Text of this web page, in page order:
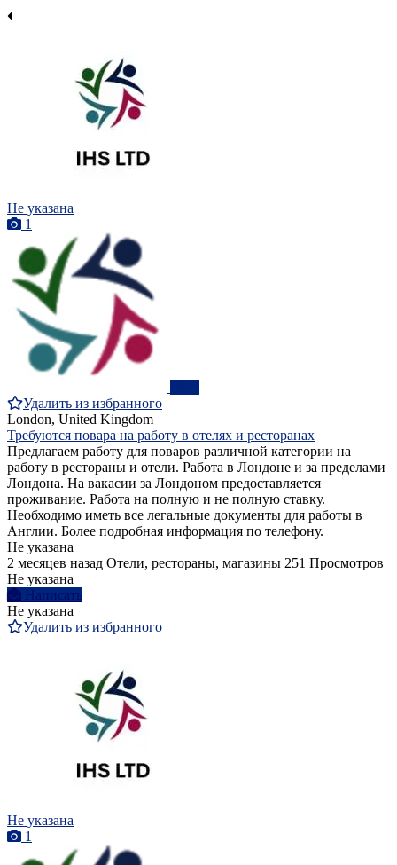
Не указана
1
Удалить из избранного
London, United Kingdom
Требуются повара на работу в отелях и ресторанах
Предлагаем работу для поваров различной категории на
работу в рестораны и отели. Работа в Лондоне и за пределами
Лондона. На вакасии за Лондоном предоставляется
проживание. Работа на полную и не полную ставку.
Необходимо иметь все легальные документы для работы в
Англии. Более подробная информация по телефону.
Не указана
2 месяцев назад Отели, рестораны, магазины 251 Просмотров
Не указана
Написать
Не указана
Удалить из избранного
Не указана
1